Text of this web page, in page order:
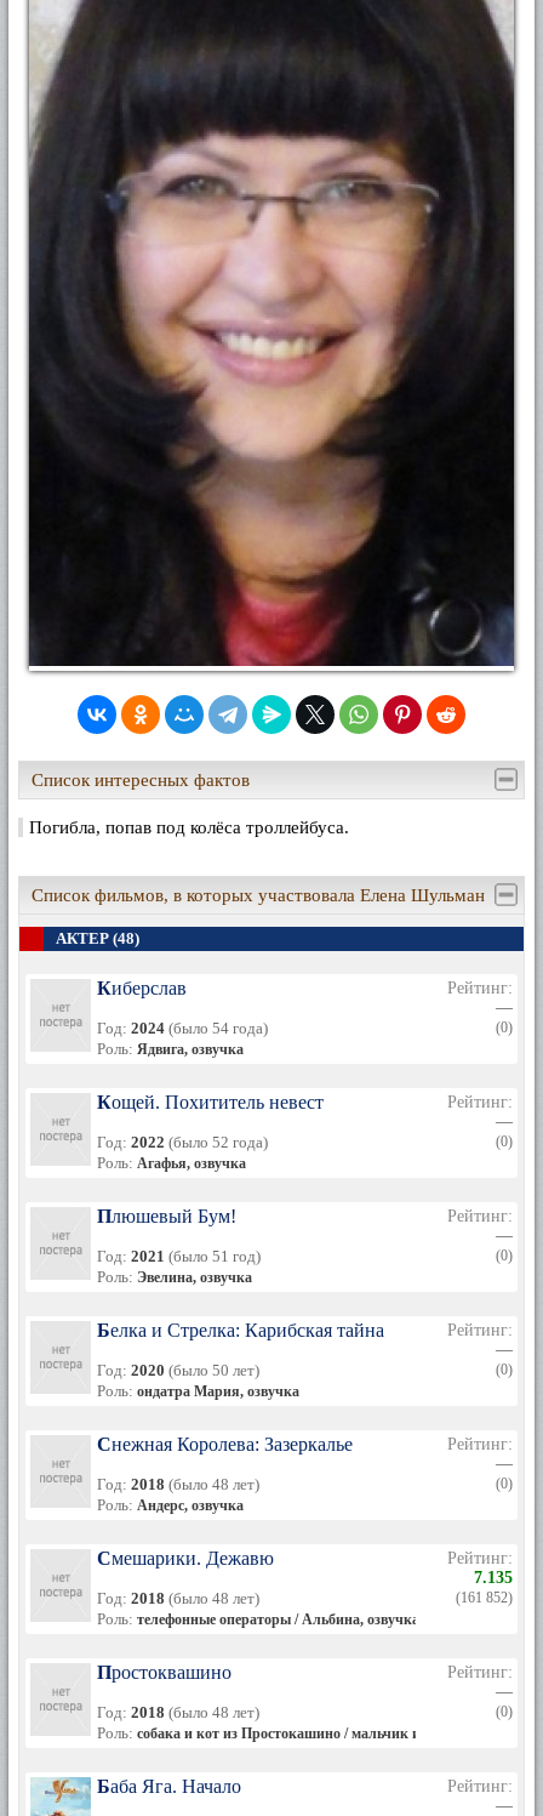
Список интересных фактов
Погибла, попав под колёса троллейбуса.
Список фильмов, в которых участвовала Елена Шульман
АКТЕР (48)
Киберслав
Год: 2024 (было 54 года)
Роль: Ядвига, озвучка
Рейтинг:
—
(0)
Кощей. Похититель невест
Год: 2022 (было 52 года)
Роль: Агафья, озвучка
Рейтинг:
—
(0)
Плюшевый Бум!
Год: 2021 (было 51 год)
Роль: Эвелина, озвучка
Рейтинг:
—
(0)
Белка и Стрелка: Карибская тайна
Год: 2020 (было 50 лет)
Роль: ондатра Мария, озвучка
Рейтинг:
—
(0)
Снежная Королева: Зазеркалье
Год: 2018 (было 48 лет)
Роль: Андерс, озвучка
Рейтинг:
—
(0)
Смешарики. Дежавю
Год: 2018 (было 48 лет)
Роль: телефонные операторы / Альбина, озвучка
Рейтинг:
7.135
(161 852)
Простоквашино
Год: 2018 (было 48 лет)
Роль: собака и кот из Простокашино / мальчик из Простокашино,
Рейтинг:
—
(0)
Баба Яга. Начало
Рейтинг:
—